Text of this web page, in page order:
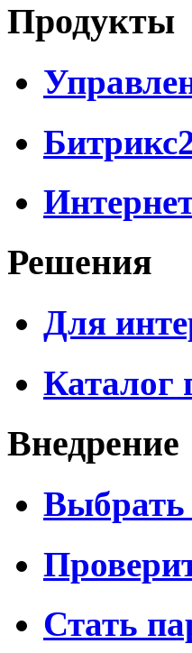
Продукты
Решения
Для
Каталог
Внедрение
Выбрать
Стать